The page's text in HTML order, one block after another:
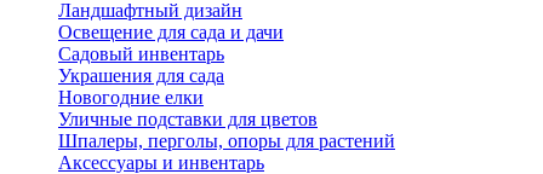
Ландшафтный дизайн
Освещение для сада и дачи
Садовый инвентарь
Украшения для сада
Новогодние елки
Уличные подставки для цветов
Шпалеры, перголы, опоры для растений
Аксессуары и инвентарь